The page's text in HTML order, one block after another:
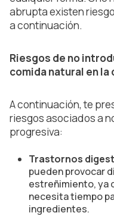
abrupta existen
a continuación.
Riesgos de no
comida natural en
A continuación, te
riesgos asociados a
progresiva:
Trastornos
pueden provocar
estreñimiento, ya
necesita tiempo
ingredientes.